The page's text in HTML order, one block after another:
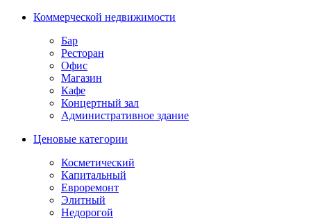
Коммерческой недвижимости
Бар
Ресторан
Офис
Магазин
Кафе
Концертный зал
Административное здание
Ценовые категории
Косметический
Капитальный
Евроремонт
Элитный
Недорогой